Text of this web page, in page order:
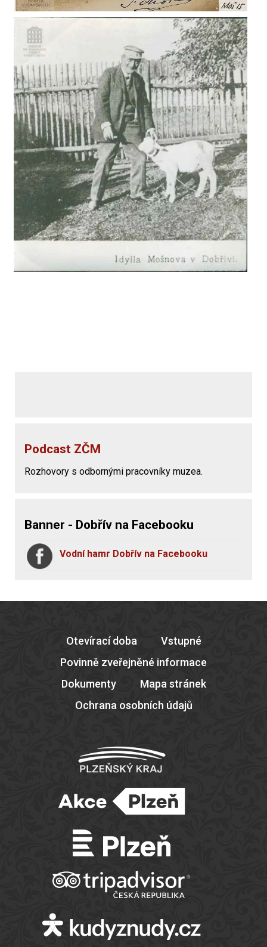
Podcast ZČM
Rozhovory s odbornými pracovníky muzea.
Banner - Dobřív na Facebooku
Vodní hamr Dobřív na Facebooku
Otevírací doba
Vstupné
Povinně zveřejněné informace
Dokumenty
Mapa stránek
Ochrana osobních údajů